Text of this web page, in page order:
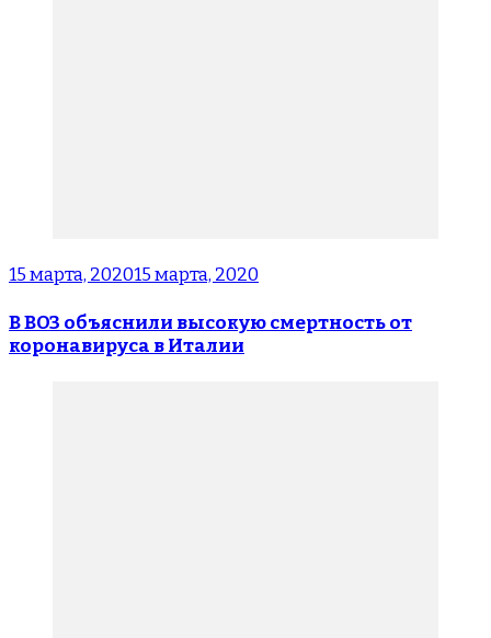
15 марта, 202015 марта, 2020
В ВОЗ объяснили высокую смертность от
коронавируса в Италии